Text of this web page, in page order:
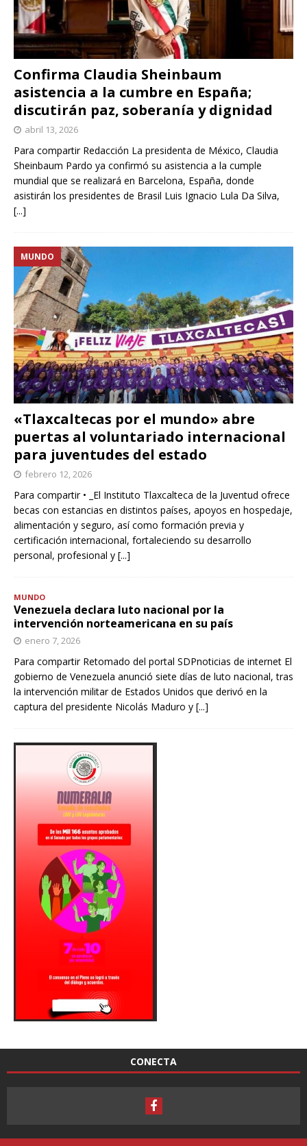
Confirma Claudia Sheinbaum
asistencia a la cumbre en España;
discutirán paz, soberanía y dignidad
abril 13, 2026
Para compartir Redacción La presidenta de México, Claudia
Sheinbaum Pardo ya confirmó su asistencia a la cumple
mundial que se realizará en Barcelona, España, donde
asistirán los presidentes de Brasil Luis Ignacio Lula Da Silva,
[...]
«Tlaxcaltecas por el mundo» abre
puertas al voluntariado internacional
para juventudes del estado
MUNDO
febrero 12, 2026
Para compartir • _El Instituto Tlaxcalteca de la Juventud ofrece
becas con estancias en distintos países, apoyos en hospedaje,
alimentación y seguro, así como formación previa y
certificación internacional, fortaleciendo su desarrollo
personal, profesional y [...]
MUNDO
Venezuela declara luto nacional por la
intervención norteamericana en su país
enero 7, 2026
Para compartir Retomado del portal SDPnoticias de internet El
gobierno de Venezuela anunció siete días de luto nacional, tras
la intervención militar de Estados Unidos que derivó en la
captura del presidente Nicolás Maduro y [...]
CONECTA